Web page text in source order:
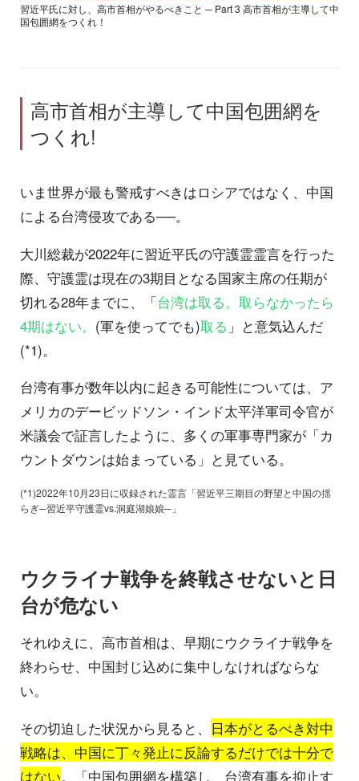
習近平氏に対し、高市首相がやるべきこと ─ Part 3 高市首相が主導して中
国包囲網をつくれ！
高市首相が主導して中国包囲網を
つくれ!
いま世界が最も警戒すべきはロシアではなく、中国
による台湾侵攻である──。
大川総裁が2022年に習近平氏の守護霊霊言を行った
際、守護霊は現在の3期目となる国家主席の任期が
切れる28年までに、「台湾は取る。取らなかったら
4期はない。 (軍を使ってでも)取る 」と意気込んだ
(*1)。
台湾有事が数年以内に起きる可能性については、ア
メリカのデービッドソン・インド太平洋軍司令官が
米議会で証言したように、多くの軍事専門家が「カ
ウントダウンは始まっている」と見ている。
(*1)2022年10月23日に収録された霊言「習近平三期目の野望と中国の揺
らぎ─習近平守護霊vs.洞庭湖娘娘─」
ウクライナ戦争を終戦させないと日
台が危ない
それゆえに、高市首相は、早期にウクライナ戦争を
終わらせ、中国封じ込めに集中しなければならな
い。
その切迫した状況から見ると、 日本がとるべき対中
戦略は、中国に丁々発止に反論するだけでは十分で
はない。「中国包囲網を構築し、台湾有事を抑止す